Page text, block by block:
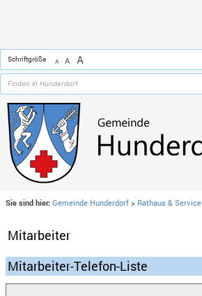
Schriftgröße A A A
Sie sind hier: Gemeinde Hunderdorf > Rathaus & Service
Mitarbeiter
Mitarbeiter-Telefon-Liste